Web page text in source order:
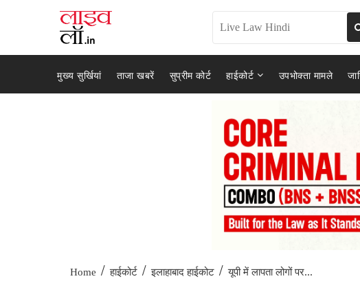
मुख्य सुर्खियां ताजा खबरें सुप्रीम कोर्ट हाईकोर्ट उपभोक्ता मामले
Home / हाईकोर्ट / इलाहाबाद हाईकोट / यूपी में लापता लोगों पर...